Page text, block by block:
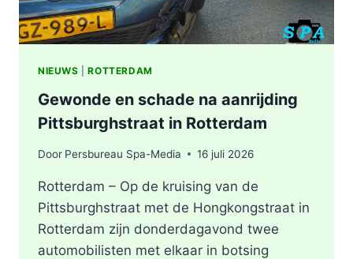
NIEUWS |ROTTERDAM
Gewonde en schade na aanrijding
Pittsburghstraat in Rotterdam
Door Persbureau Spa-Media 16 juli 2026
Rotterdam – Op de kruising van de
Pittsburghstraat met de Hongkongstraat in
Rotterdam zijn donderdagavond twee
automobilisten met elkaar in botsing